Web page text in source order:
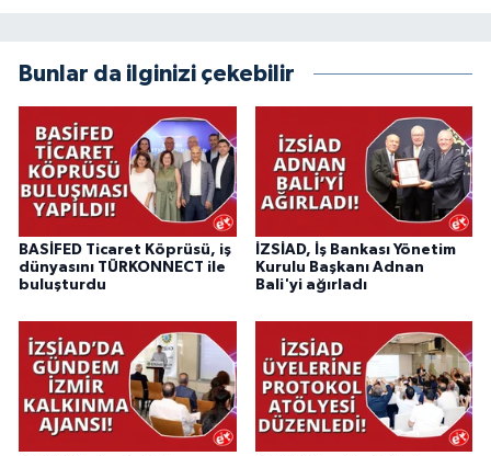
Bunlar da ilginizi çekebilir
BASİFED Ticaret Köprüsü, iş
dünyasını TÜRKONNECT ile
buluşturdu
İZSİAD, İş Bankası Yönetim
Kurulu Başkanı Adnan
Bali'yi ağırladı